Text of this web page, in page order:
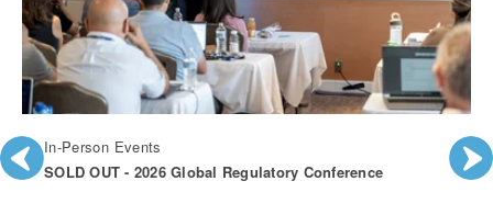
In-Person Events
SOLD OUT - 2026 Global Regulatory Conference